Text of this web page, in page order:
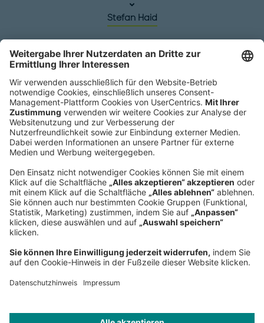
Stefan Haid
Hauptsitz
Roland Berger GmbH
Sederanger 1
80538 München
Deutschland
Fax:
+49 89 9230-8202
Mail:
Senden Sie eine Nachricht
NEWSROOM
IMPRESSUM
HILFE
DATENSCHUTZ